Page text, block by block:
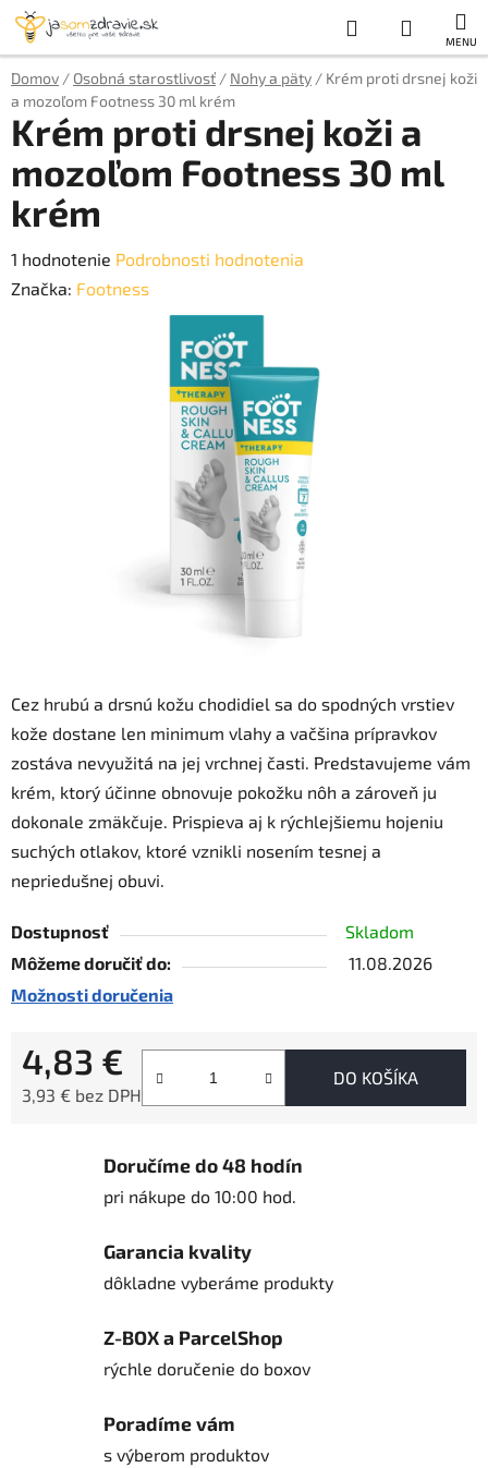
Prejsť
obsah
Hľadať
KOŠÍK
Domov / Osobná starostlivosť / Nohy a päty / Krém proti drsnej koži
a mozoľom Footness 30 ml krém
Cez hrubú a drsnú kožu chodidiel sa do spodných vrstiev
kože dostane len minimum vlahy a vačšina prípravkov
zostáva nevyužitá na jej vrchnej časti. Predstavujeme vám
krém, ktorý účinne obnovuje pokožku nôh a zároveň ju
dokonale zmäkčuje. Prispieva aj k rýchlejšiemu hojeniu
suchých otlakov, ktoré vznikli nosením tesnej a
nepriedušnej obuvi.
Dostupnosť
Skladom
Môžeme doručiť do:
11.08.2026
Možnosti doručenia
4,83 €
3,93 € bez DPH
DO KOŠÍKA
Krém proti drsnej koži a
mozoľom Footness 30 ml
krém
Priemerné
hodnotenie
1 hodnotenie Podrobnosti hodnotenia
Značka: Footness
Doručíme do 48 hodín
pri nákupe do 10:00 hod.
Garancia kvality
dôkladne vyberáme produkty
Z-BOX a ParcelShop
rýchle doručenie do boxov
Poradíme vám
s výberom produktov